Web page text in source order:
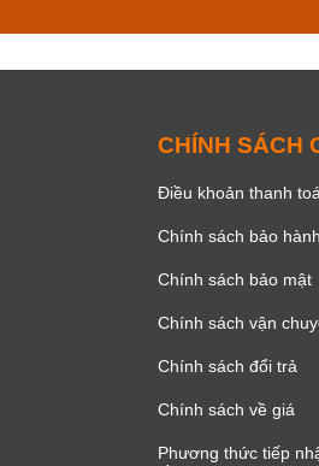
CHÍNH SÁCH
Điều khoản thanh
Chính sách bảo hành
Chính sách bảo mật
Chính sách vận
Chính sách đổi trả
Chính sách về giá
Phương thức tiếp